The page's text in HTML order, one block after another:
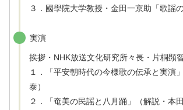
３．國學院大学教授・金田一京助「歌謡の
実演
挨拶・NHK放送文化研究所々長・片桐顕
１．「平安朝時代の今様歌の伝承と実演
泰）
２．「奄美の民謡と八月踊」（解説・本